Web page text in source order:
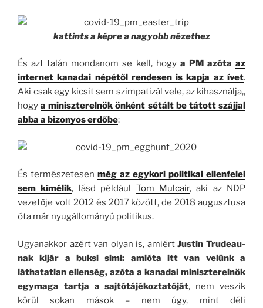
kattints a képre a nagyobb nézethez
És azt talán mondanom se kell, hogy a PM azótaaz
internet kanadai népétől rendesen is kapja az ívet.
Aki csak egy kicsit sem szimpatizál vele, az kihasználja,,
hogya miniszterelnök önként sétált be tátott szájjal
abba a bizonyos erdőbe:
És természetesen még az egykori politikai ellenfelei
sem kímélik, lásd például Tom Mulcair, aki az NDP
vezetője volt 2012 és 2017 között, de 2018 augusztusa
óta már nyugállományú politikus.
Ugyanakkor azért van olyan is, amiértJustin Trudeau-
nak kijár a buksi simi: amióta itt van velünk a
láthatatlan ellenség, azóta a kanadai miniszterelnök
egymaga tartja a sajtótájékoztatóját, nem veszik
körül sokan mások – nem úgy, mint déli